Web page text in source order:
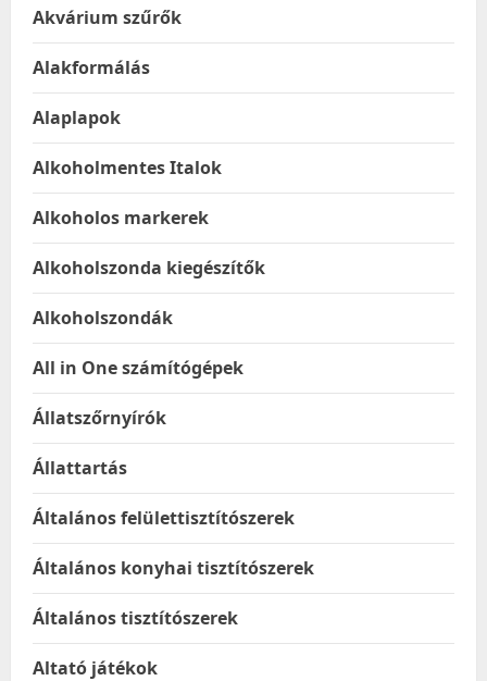
Akvárium szűrők
Alakformálás
Alaplapok
Alkoholmentes Italok
Alkoholos markerek
Alkoholszonda kiegészítők
Alkoholszondák
All in One számítógépek
Állatszőrnyírók
Állattartás
Általános felülettisztítószerek
Általános konyhai tisztítószerek
Általános tisztítószerek
Altató játékok